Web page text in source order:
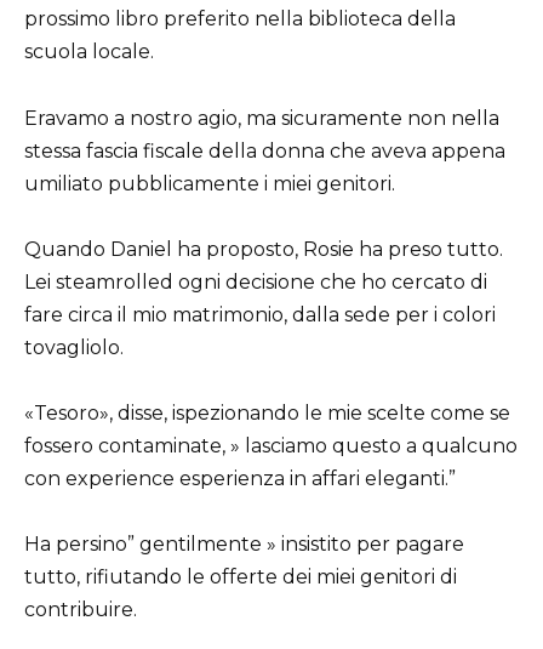
prossimo libro preferito nella biblioteca della
scuola locale.
Eravamo a nostro agio, ma sicuramente non nella
stessa fascia fiscale della donna che aveva appena
umiliato pubblicamente i miei genitori.
Quando Daniel ha proposto, Rosie ha preso tutto.
Lei steamrolled ogni decisione che ho cercato di
fare circa il mio matrimonio, dalla sede per i colori
tovagliolo.
«Tesoro», disse, ispezionando le mie scelte come se
fossero contaminate, » lasciamo questo a qualcuno
con experience esperienza in affari eleganti.”
Ha persino” gentilmente » insistito per pagare
tutto, rifiutando le offerte dei miei genitori di
contribuire.